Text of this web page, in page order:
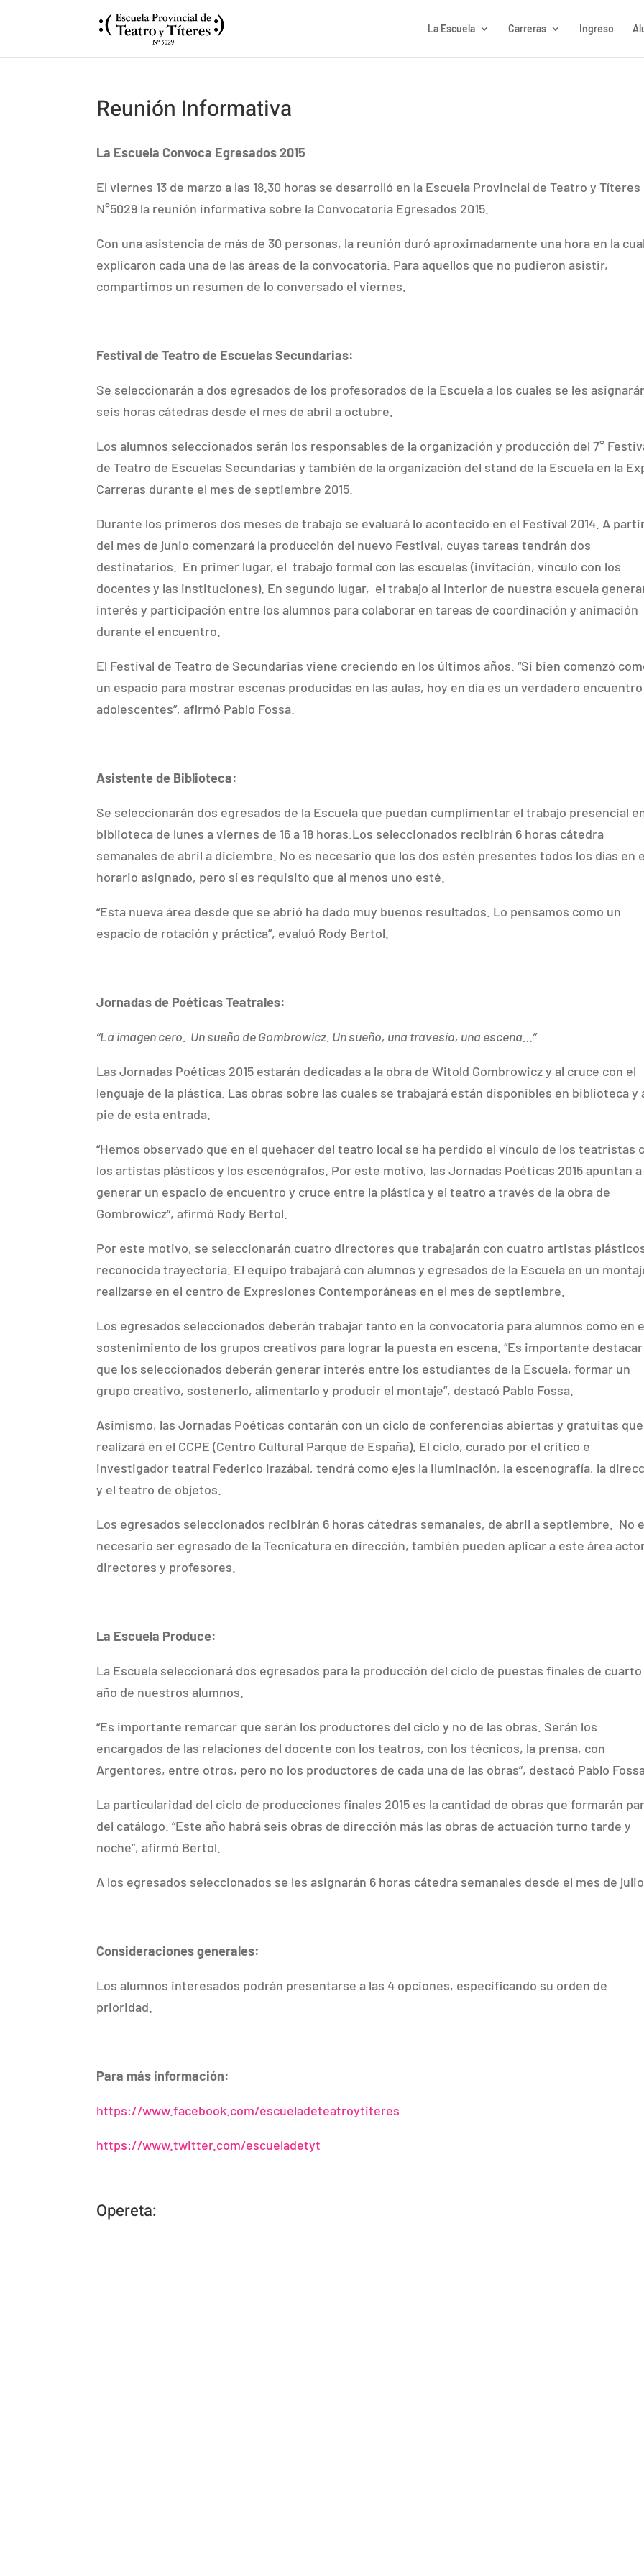
La Escuela Carreras Ingreso
Reunión Informativa
La Escuela Convoca Egresados 2015
El viernes 13 de marzo a las 18.30 horas se desarrolló en la Escuela Provincial de Teatro y Títeres
N°5029 la reunión informativa sobre la Convocatoria Egresados 2015.
Con una asistencia de más de 30 personas, la reunión duró aproximadamente una hora en la
explicaron cada una de las áreas de la convocatoria. Para aquellos que no pudieron asistir,
compartimos un resumen de lo conversado el viernes.
Festival de Teatro de Escuelas Secundarias:
Se seleccionarán a dos egresados de los profesorados de la Escuela a los cuales se les
seis horas cátedras desde el mes de abril a octubre.
Los alumnos seleccionados serán los responsables de la organización y producción del 7°
de Teatro de Escuelas Secundarias y también de la organización del stand de la Escuela en la
Carreras durante el mes de septiembre 2015.
Durante los primeros dos meses de trabajo se evaluará lo acontecido en el Festival 2014. A
del mes de junio comenzará la producción del nuevo Festival, cuyas tareas tendrán dos
destinatarios. En primer lugar, el trabajo formal con las escuelas (invitación, vínculo con los
docentes y las instituciones). En segundo lugar, el trabajo al interior de nuestra escuela
interés y participación entre los alumnos para colaborar en tareas de coordinación y animación
durante el encuentro.
El Festival de Teatro de Secundarias viene creciendo en los últimos años. “Si bien comenzó
un espacio para mostrar escenas producidas en las aulas, hoy en día es un verdadero
adolescentes”, afirmó Pablo Fossa.
Asistente de Biblioteca:
Se seleccionarán dos egresados de la Escuela que puedan cumplimentar el trabajo presencial
biblioteca de lunes a viernes de 16 a 18 horas.Los seleccionados recibirán 6 horas cátedra
semanales de abril a diciembre. No es necesario que los dos estén presentes todos los días en
horario asignado, pero sí es requisito que al menos uno esté.
“Esta nueva área desde que se abrió ha dado muy buenos resultados. Lo pensamos como un
espacio de rotación y práctica”, evaluó Rody Bertol.
Jornadas de Poéticas Teatrales:
“La imagen cero. Un sueño de Gombrowicz. Un sueño, una travesía, una escena…”
Las Jornadas Poéticas 2015 estarán dedicadas a la obra de Witold Gombrowicz y al cruce con el
lenguaje de la plástica. Las obras sobre las cuales se trabajará están disponibles en biblioteca y
pie de esta entrada.
“Hemos observado que en el quehacer del teatro local se ha perdido el vínculo de los teatristas
los artistas plásticos y los escenógrafos. Por este motivo, las Jornadas Poéticas 2015 apuntan a
generar un espacio de encuentro y cruce entre la plástica y el teatro a través de la obra de
Gombrowicz”, afirmó Rody Bertol.
Por este motivo, se seleccionarán cuatro directores que trabajarán con cuatro artistas
reconocida trayectoria. El equipo trabajará con alumnos y egresados de la Escuela en un
realizarse en el centro de Expresiones Contemporáneas en el mes de septiembre.
Los egresados seleccionados deberán trabajar tanto en la convocatoria para alumnos como en
sostenimiento de los grupos creativos para lograr la puesta en escena. “Es importante destacar
que los seleccionados deberán generar interés entre los estudiantes de la Escuela, formar un
grupo creativo, sostenerlo, alimentarlo y producir el montaje”, destacó Pablo Fossa.
Asimismo, las Jornadas Poéticas contarán con un ciclo de conferencias abiertas y gratuitas
realizará en el CCPE (Centro Cultural Parque de España). El ciclo, curado por el crítico e
investigador teatral Federico Irazábal, tendrá como ejes la iluminación, la escenografía, la
y el teatro de objetos.
Los egresados seleccionados recibirán 6 horas cátedras semanales, de abril a septiembre. No
necesario ser egresado de la Tecnicatura en dirección, también pueden aplicar a este área
directores y profesores.
La Escuela Produce:
La Escuela seleccionará dos egresados para la producción del ciclo de puestas finales de cuarto
año de nuestros alumnos.
“Es importante remarcar que serán los productores del ciclo y no de las obras. Serán los
encargados de las relaciones del docente con los teatros, con los técnicos, la prensa, con
Argentores, entre otros, pero no los productores de cada una de las obras”, destacó Pablo
La particularidad del ciclo de producciones finales 2015 es la cantidad de obras que formarán
del catálogo. “Este año habrá seis obras de dirección más las obras de actuación turno tarde y
noche”, afirmó Bertol.
A los egresados seleccionados se les asignarán 6 horas cátedra semanales desde el mes de julio.
Consideraciones generales:
Los alumnos interesados podrán presentarse a las 4 opciones, especificando su orden de
prioridad.
Para más información:
https://www.facebook.com/escueladeteatroytiteres
https://www.twitter.com/escueladetyt
Opereta: